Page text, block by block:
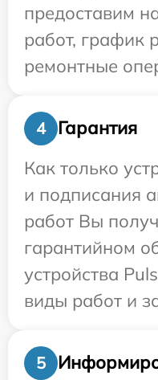
предоставим
работ, график
ремонтные
4
Гарантия
Как только
и подписания
работ Вы
гарантийном
устройства
виды работ и
5